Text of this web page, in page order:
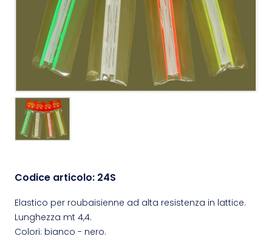
Codice articolo: 24S
Elastico per roubaisienne ad alta resistenza in lattice.
Lunghezza mt 4,4.
Colori: bianco - nero.